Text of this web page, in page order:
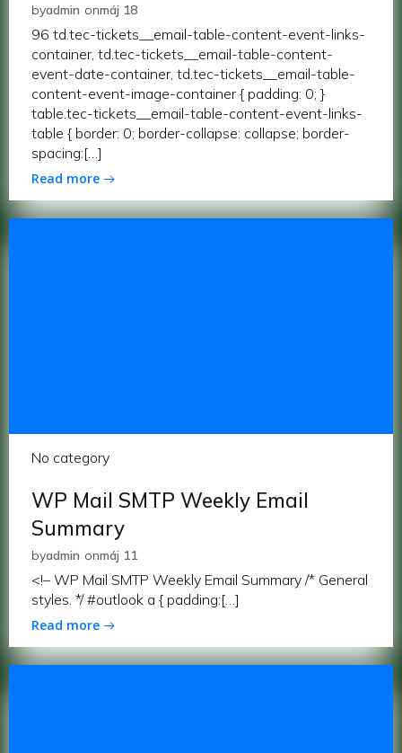
byadmin onmáj 18
96 td.tec-tickets__email-table-content-event-links-
container, td.tec-tickets__email-table-content-
event-date-container, td.tec-tickets__email-table-
content-event-image-container { padding: 0; }
table.tec-tickets__email-table-content-event-links-
table { border: 0; border-collapse: collapse; border-
spacing:[…]
Read more
No category
WP Mail SMTP Weekly Email
Summary
byadmin onmáj 11
<!– WP Mail SMTP Weekly Email Summary /* General
styles. */ #outlook a { padding:[…]
Read more